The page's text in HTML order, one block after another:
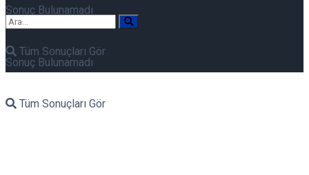
Sonuç Bulunamadı
Tüm Sonuçları Gör
Sonuç Bulunamadı
Tüm Sonuçları Gör